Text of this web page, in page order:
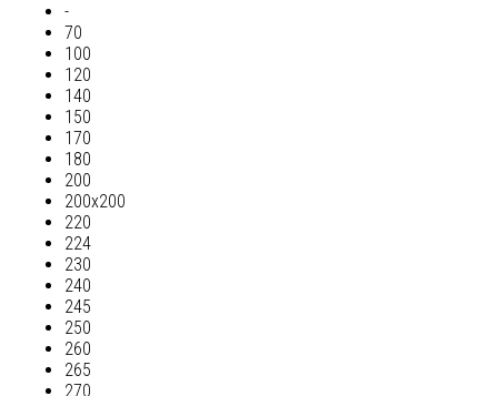
-
70
100
120
140
150
170
180
200
200х200
220
224
230
240
245
250
260
265
270